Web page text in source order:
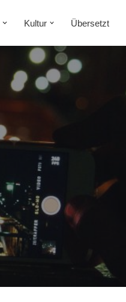
Kultur Übersetzt